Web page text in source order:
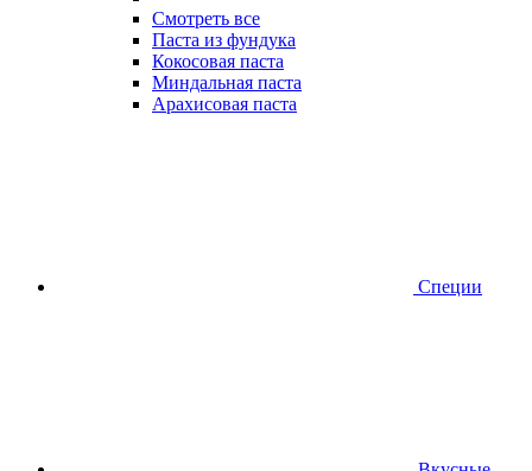
Смотреть все
Паста из фундука
Кокосовая паста
Миндальная паста
Арахисовая паста
Специи